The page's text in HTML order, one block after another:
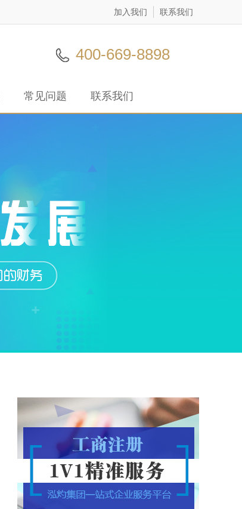
加入我们 联系我们
400-669-8898
常见问题 联系我们